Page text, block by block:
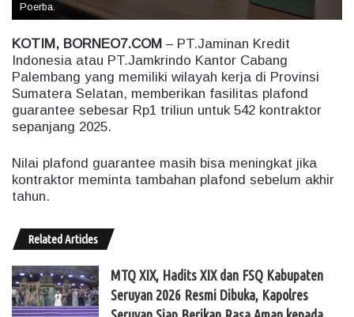
Poerba.
KOTIM, BORNEO7.COM – PT.Jaminan Kredit
Indonesia atau PT.Jamkrindo Kantor Cabang
Palembang yang memiliki wilayah kerja di Provinsi
Sumatera Selatan, memberikan fasilitas plafond
guarantee sebesar Rp1 triliun untuk 542 kontraktor
sepanjang 2025.
Nilai plafond guarantee masih bisa meningkat jika
kontraktor meminta tambahan plafond sebelum akhir
tahun.
Related Articles
MTQ XIX, Hadits XIX dan FSQ Kabupaten
Seruyan 2026 Resmi Dibuka, Kapolres